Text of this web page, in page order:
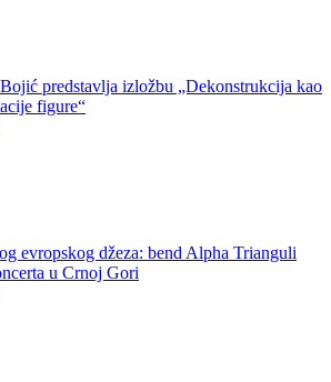
predstavlja izložbu „Dekonstrukcija kao
figure“
evropskog džeza: bend Alpha Trianguli
u Crnoj Gori